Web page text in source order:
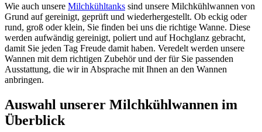
Wie auch unsere Milchkühltanks sind unsere Milchkühlwannen von
Grund auf gereinigt, geprüft und wiederhergestellt. Ob eckig oder
rund, groß oder klein, Sie finden bei uns die richtige Wanne. Diese
werden aufwändig gereinigt, poliert und auf Hochglanz gebracht,
damit Sie jeden Tag Freude damit haben. Veredelt werden unsere
Wannen mit dem richtigen Zubehör und der für Sie passenden
Ausstattung, die wir in Absprache mit Ihnen an den Wannen
anbringen.
Auswahl unserer Milchkühlwannen im
Überblick